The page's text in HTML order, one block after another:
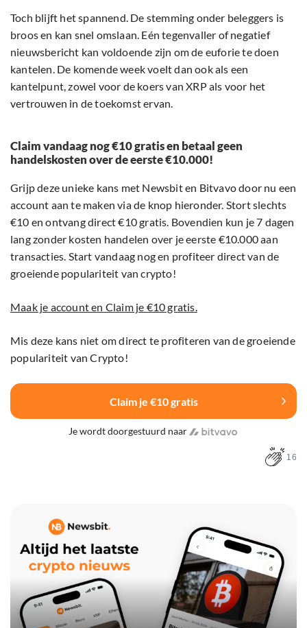
Toch blijft het spannend. De stemming onder beleggers is
broos en kan snel omslaan. Eén tegenvaller of negatief
nieuwsbericht kan voldoende zijn om de euforie te doen
kantelen. De komende week voelt dan ook als een
kantelpunt, zowel voor de koers van XRP als voor het
vertrouwen in de toekomst ervan.
Claim vandaag nog €10 gratis en betaal geen
handelskosten over de eerste €10.000!
Grijp deze unieke kans met Newsbit en Bitvavo door nu een
account aan te maken via de knop hieronder. Stort slechts
€10 en ontvang direct €10 gratis. Bovendien kun je 7 dagen
lang zonder kosten handelen over je eerste €10.000 aan
transacties. Start vandaag nog en profiteer direct van de
groeiende populariteit van crypto!
Maak je account en Claim je €10 gratis.
Mis deze kans niet om direct te profiteren van de groeiende
populariteit van Crypto!
Claim je €10 gratis
Je wordt doorgestuurd naar
16